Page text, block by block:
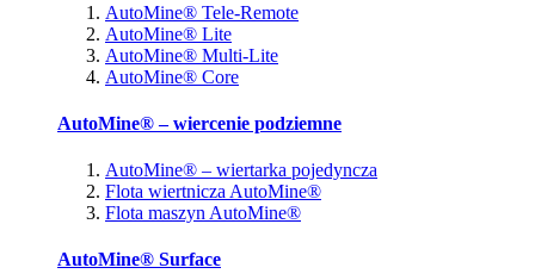
AutoMine® Tele-Remote
AutoMine® Lite
AutoMine® Multi-Lite
AutoMine® Core
AutoMine® – wiercenie podziemne
AutoMine® – wiertarka pojedyncza
Flota wiertnicza AutoMine®
Flota maszyn AutoMine®
AutoMine® Surface